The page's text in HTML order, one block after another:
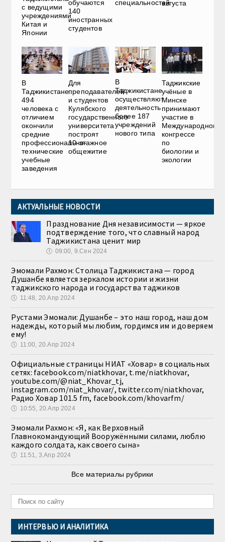
с ведущими
учреждениями
Китая и
Японии
обучаются
140
иностранных
студентов
специальностейавгуста
В
Таджикистане
494
человека с
отличием
окончили
средние
профессионально-
технические
учебные
заведения
Для
преподавателей
и студентов
Кулябского
государственного
университета
построят
10-этажное
общежитие
В
Таджикистане
осуществляют
деятельность
более 187
учреждений
нового типа
Таджикские
учёные в
Минске
принимают
участие в
Международном
конгрессе
по
биологии и
экологии
АКТУАЛЬНЫЕ НОВОСТИ
Празднование Дня независимости — яркое
подтверждение того, что славный народ
Таджикистана ценит мир
🕔 09:00, 9.Сен 2024
Эмомали Рахмон: Столица Таджикистана — город
Душанбе является зеркалом истории и жизни
таджикского народа и государства таджиков
🕔 11:48, 20.Апр 2024
Рустами Эмомали: Душанбе – это наш город, наш дом
надежды, который мы любим, гордимся им и доверяем
ему!
🕔 11:00, 20.Апр 2024
Официальные страницы НИАТ «Ховар» в социальных
сетях: facebook.com/niatkhovar, t.me/niatkhovar,
youtube.com/@niat_Khovar_tj,
instagram.com/niat_khovar/, twitter.com/niatkhovar,
Радио Ховар 101.5 fm, facebook.com/khovarfm/
🕔 10:55, 20.Апр 2024
Эмомали Рахмон: «Я, как Верховный
Главнокомандующий Вооружёнными силами, люблю
каждого солдата, как своего сына»
🕔 11:51, 3.Апр 2024
Все материалы рубрики
ИНТЕРВЬЮ И АНАЛИТИКА